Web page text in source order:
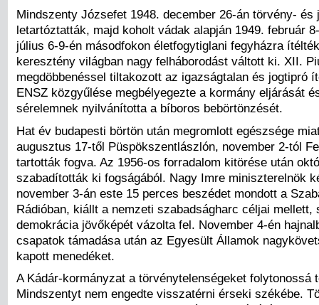
Mindszenty Józsefet 1948. december 26-án törvény- és
letartóztatták, majd koholt vádak alapján 1949. február
július 6-9-én másodfokon életfogytiglani fegyházra
keresztény világban nagy felháborodást váltott ki. XII.
megdöbbenéssel tiltakozott az igazságtalan és jogtipró
ENSZ közgyűlése megbélyegezte a kormány eljárását
sérelemnek nyilvánította a bíboros bebörtönzését.
Hat év budapesti börtön után megromlott egészsége
augusztus 17-től Püspökszentlászlón, november 2-tól
tartották fogva. Az 1956-os forradalom kitörése után
szabadították ki fogságából. Nagy Imre miniszterelnök
november 3-án este 15 perces beszédet mondott a
Rádióban, kiállt a nemzeti szabadságharc céljai mellett,
demokrácia jövőképét vázolta fel. November 4-én
csapatok támadása után az Egyesült Államok
kapott menedéket.
A Kádár-kormányzat a törvénytelenségeket folytonossá
Mindszentyt nem engedte visszatérni érseki székébe.